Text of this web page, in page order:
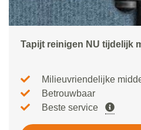
Tapijt reinigen NU tijdelijk
Milieuvriendelijke
Betrouwbaar
Beste service